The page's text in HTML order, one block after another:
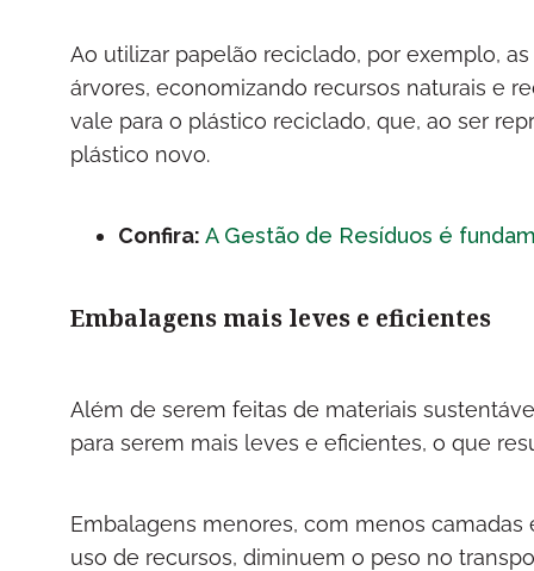
Ao utilizar papelão reciclado, por exemplo,
árvores, economizando recursos naturais e
vale para o plástico reciclado, que, ao ser
plástico novo.
Confira: A Gestão de Resíduos é
Embalagens mais leves e eficientes
Além de serem feitas de materiais
para serem mais leves e eficientes, o que
Embalagens menores, com menos
uso de recursos, diminuem o peso no